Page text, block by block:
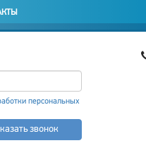
персональных
звонок